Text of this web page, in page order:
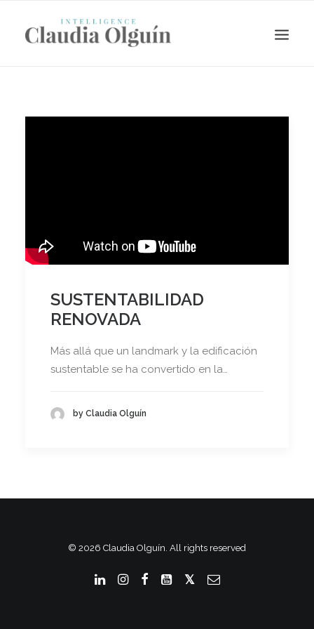
Search
SUSTENTABILIDAD
RENOVADA
Más allá que un landmark y la edificación
sustentable se ha convertido en la…
by Claudia Olguín
© 2026 Claudia Olguín. All rights reserved